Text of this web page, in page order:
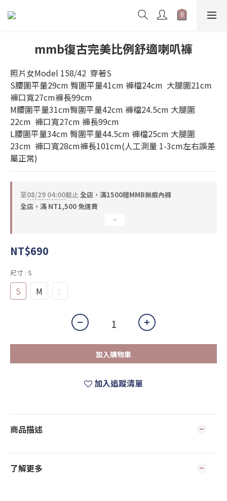
mmb復古完美比例舒適喇叭褲
照片女Model 158/42  穿著S
S腰圍平量29cm 臀圍平量41cm 褲檔24cm  大腿圍21cm
褲口寬27cm褲長99cm
M腰圍平量31cm臀圍平量42cm 褲檔24.5cm 大腿圍
22cm  褲口寬27cm 褲長99cm
L腰圍平量34cm 臀圍平量44.5cm 褲檔25cm 大腿圍
23cm  褲口寬28cm褲長101cm(人工測量 1-3cm左右誤差
屬正常)
至08/29 04:00截止全店，滿1500贈MMB無痕內褲
全店，滿 NT1,500 免運費
NT$690
尺寸 : S
S M L
加入購物車
加入追蹤清單
商品描述
了解更多